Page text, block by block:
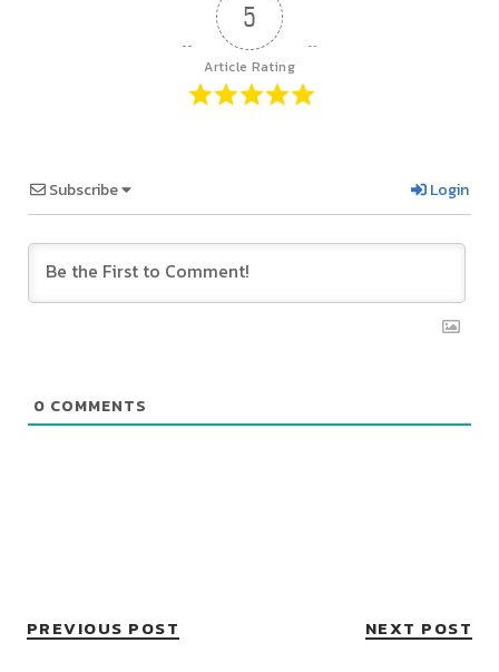
5
Article Rating
Subscribe Login
0 COMMENTS
PREVIOUS POST NEXT POST